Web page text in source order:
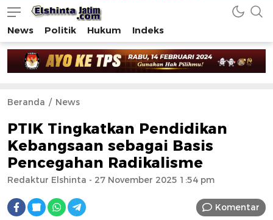
News Politik Hukum Indeks
Beranda News
PTIK Tingkatkan Pendidikan
Kebangsaan sebagai Basis
Pencegahan Radikalisme
Redaktur Elshinta - 27 November 2025 1:54 pm
Komentar